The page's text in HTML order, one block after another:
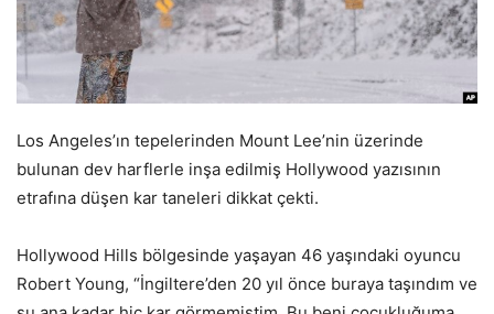
Los Angeles’ın tepelerinden Mount Lee’nin üzerinde
bulunan dev harflerle inşa edilmiş Hollywood yazısının
etrafına düşen kar taneleri dikkat çekti.
Hollywood Hills bölgesinde yaşayan 46 yaşındaki oyuncu
Robert Young, “İngiltere’den 20 yıl önce buraya taşındım ve